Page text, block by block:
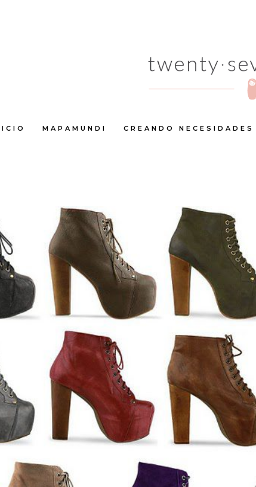
MAPAMUNDI CREANDO NECESIDADES